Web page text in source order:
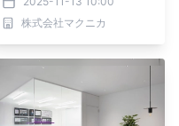
株式会社マクニカ